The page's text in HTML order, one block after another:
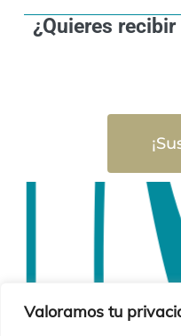
Valoramos tu
¿Quieres